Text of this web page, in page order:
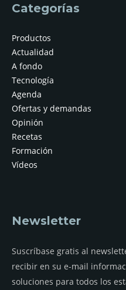
Categorías
Productos
Actualidad
A fondo
Tecnología
Agenda
Ofertas y demandas
Opinión
Recetas
Formación
Vídeos
Newsletter
Suscríbase gratis al
recibir en su e-mail
soluciones para todos los